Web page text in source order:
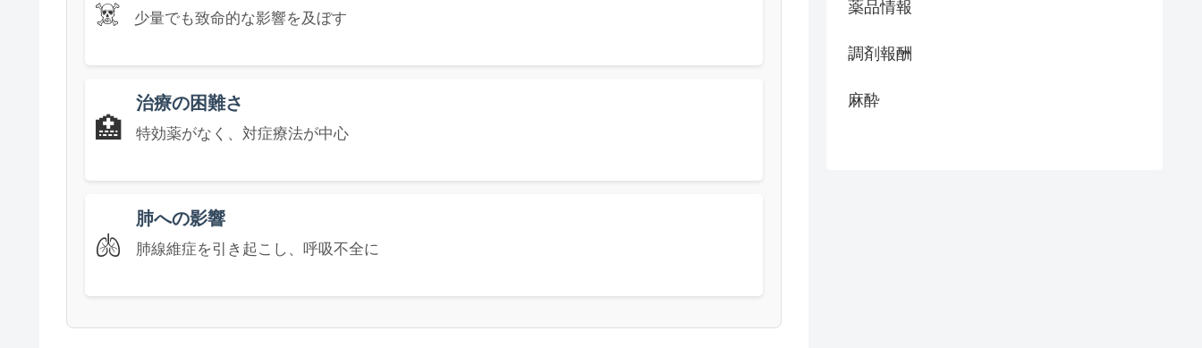
☠️ 少量でも致命的な影響を及ぼす
🏥
治療の困難さ
特効薬がなく、対症療法が中心
🫁
肺への影響
肺線維症を引き起こし、呼吸不全に
薬品情報
調剤報酬
麻酔